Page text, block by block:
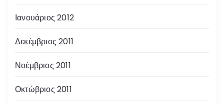
Ιανουάριος 2012
Δεκέμβριος 2011
Νοέμβριος 2011
Οκτώβριος 2011